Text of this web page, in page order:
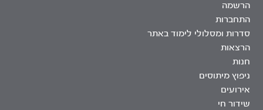
הרשמה
התחברות
סדרות ומסלולי לימוד באתר
הרצאות
חנות
ניפוץ מיתוסים
אירועים
שידור חי